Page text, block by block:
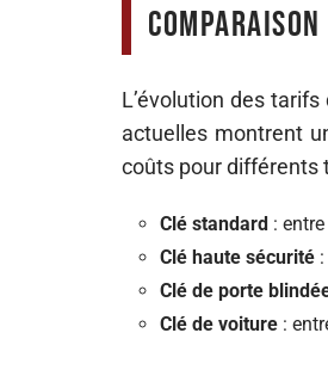
L’évolution des
actuelles montrent
coûts pour différents
Clé standard :
Clé haute sécurité
Clé de porte
Clé de voiture :